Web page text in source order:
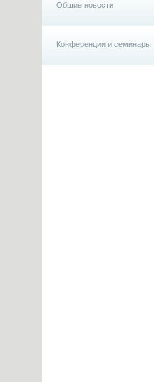
Общие новости
Конференции и семинары